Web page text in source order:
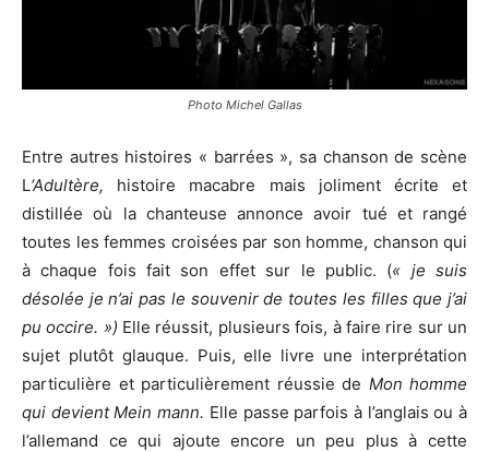
Photo Michel Gallas
Entre autres histoires « barrées », sa chanson de scène
L‘Adultère,
histoire macabre mais joliment écrite et
distillée où la chanteuse annonce avoir tué et rangé
toutes les femmes croisées par son homme, chanson qui
à chaque fois fait son effet sur le public. (« je suis
désolée je n’ai pas le souvenir de toutes les filles que j’ai
pu occire. ») Elle réussit, plusieurs fois, à faire rire sur un
sujet plutôt glauque. Puis, elle livre une interprétation
particulière et particulièrement réussie de Mon homme
qui devient Mein mann. Elle passe parfois à l’anglais ou à
l’allemand ce qui ajoute encore un peu plus à cette